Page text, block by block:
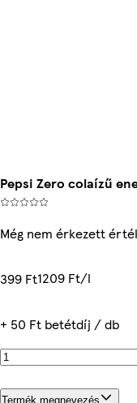
Pepsi Zero colaízű
Még nem érkezett
399 Ft1209 Ft/l
+ 50 Ft betétdíj / db
Termék megnevezés